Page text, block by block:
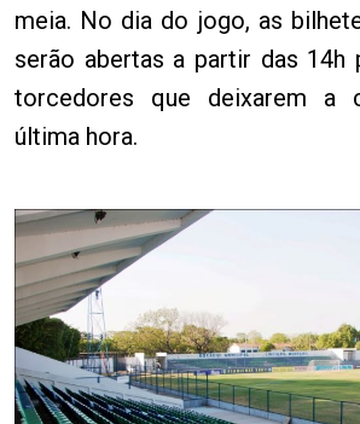
meia. No dia do jogo, as
serão abertas a partir das 14h
torcedores que deixarem a
última hora.